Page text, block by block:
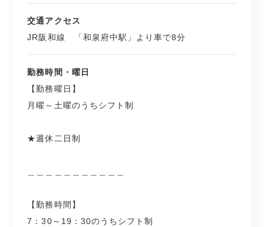
交通アクセス
JR阪和線 「和泉府中駅」より車で8分
勤務時間・曜日
【勤務曜日】
月曜～土曜のうちシフト制
★週休二日制
【勤務時間】
7：30～19：30のうちシフト制